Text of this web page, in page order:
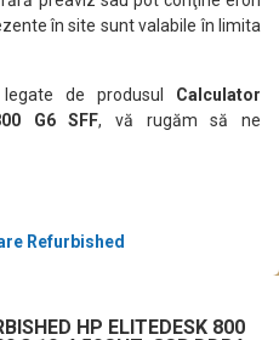
în site sunt valabile în limita
de produsul Calculator
G6 SFF, vă rugăm să ne
Refurbished
HP ELITEDESK 800